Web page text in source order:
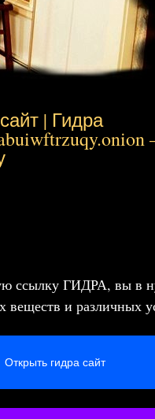
| Гидра
ссылку ГИДРА, вы в
и различных
Открыть гидра сайт